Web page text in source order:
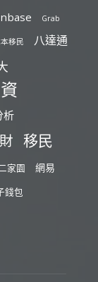
Grab
移民 八達通
析
移民
家園 網易
錢包